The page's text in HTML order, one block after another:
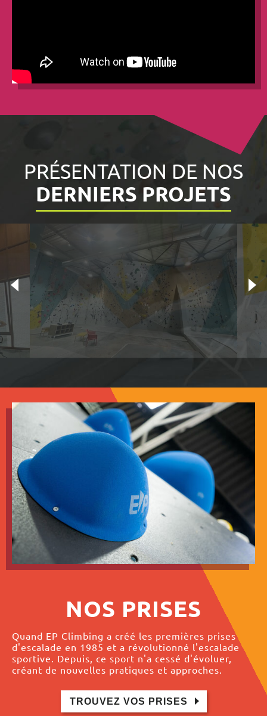
PRÉSENTATION DE NOS
DERNIERS PROJETS
NOS PRISES
Quand EP Climbing a créé les premières prises
d'escalade en 1985 et a révolutionné l'escalade
sportive. Depuis, ce sport n'a cessé d'évoluer,
créant de nouvelles pratiques et approches.
TROUVEZ VOS PRISES